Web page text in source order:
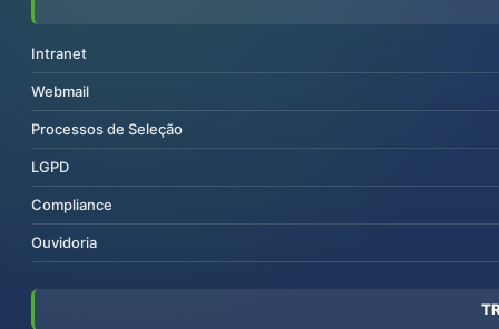
Intranet
Webmail
Processos de Seleção
LGPD
Compliance
Ouvidoria